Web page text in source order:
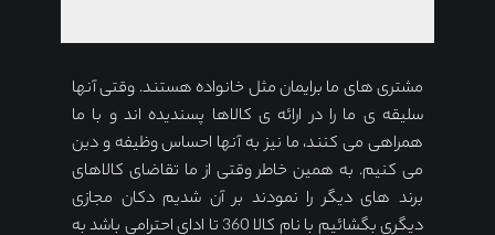
مشتری های ما برایمان مثل خانواده هستند. وقتی آنها
سلیقه ی ما را در ارائه ی کالاها پسندیده اند و با ما
همراهی می کنند، ما نیز به آنها احساس وظیفه و دین
می کنیم. به همین خاطر وقتی از ما تقاضای کالاهای
برند های دیگر را نمودند بر آن شدیم دکان مجازی
دیگری بگشائیم با نام کالا 360 تا ادای احترامی باشد به